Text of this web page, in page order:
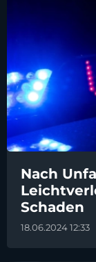
Nach
Schaden
18.06.2024 12:33